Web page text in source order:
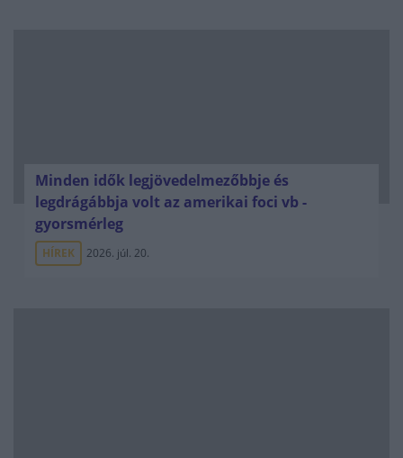
Minden idők legjövedelmezőbbje és
legdrágábbja volt az amerikai foci vb -
gyorsmérleg
HÍREK 2026. júl. 20.